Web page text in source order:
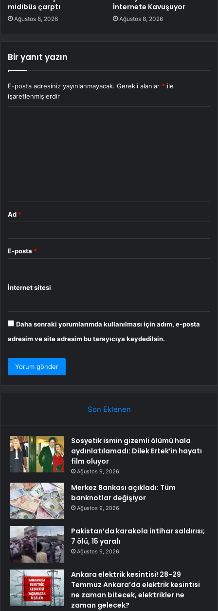
midibüs çarptı
Ağustos 8, 2026
İnternete Kavuşuyor
Ağustos 8, 2026
Bir yanıt yazın
E-posta adresiniz yayınlanmayacak. Gerekli alanlar * ile
işaretlenmişlerdir
Ad *
E-posta *
İnternet sitesi
Daha sonraki yorumlarımda kullanılması için adım, e-posta
adresim ve site adresim bu tarayıcıya kaydedilsin.
Son Eklenen
Sosyetik ismin gizemli ölümü hala
aydınlatılamadı: Dilek Ertek’in hayatı
film oluyor
Ağustos 9, 2026
Merkez Bankası açıkladı: Tüm
banknotlar değişiyor
Ağustos 9, 2026
Pakistan’da karakola intihar saldırısı;
7 ölü, 15 yaralı
Ağustos 9, 2026
Ankara elektrik kesintisi! 28-29
Temmuz Ankara’da elektrik kesintisi
ne zaman bitecek, elektrikler ne
zaman gelecek?